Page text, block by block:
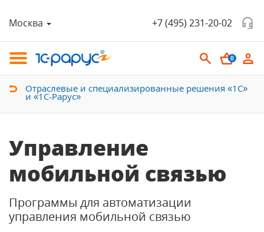
Москва +7 (495) 231-20-02
0
Отраслевые и специализированные решения «1С»
и «1С-Рарус»
Управление
мобильной связью
Программы для автоматизации
управления мобильной связью